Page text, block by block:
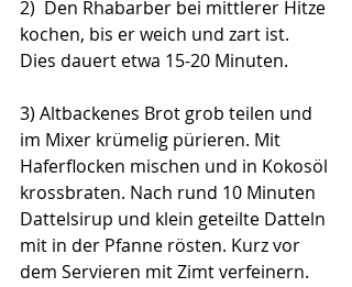
2)  Den Rhabarber bei mittlerer Hitze
kochen, bis er weich und zart ist.
Dies dauert etwa 15-20 Minuten.
3) Altbackenes Brot grob teilen und
im Mixer krümelig pürieren. Mit
Haferflocken mischen und in Kokosöl
krossbraten. Nach rund 10 Minuten
Dattelsirup und klein geteilte Datteln
mit in der Pfanne rösten. Kurz vor
dem Servieren mit Zimt verfeinern.